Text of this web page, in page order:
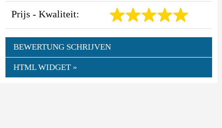
Prijs - Kwaliteit:
BEWERTUNG SCHRIJVEN
HTML WIDGET »